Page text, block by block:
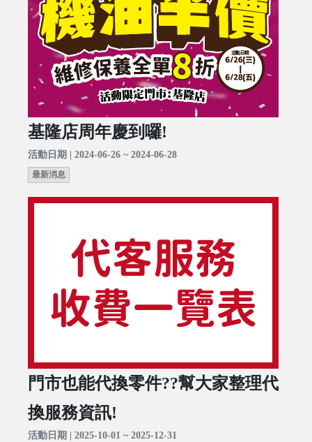
基隆店周年慶到囉!
活動日期 | 2024-06-26 ~ 2024-06-28
最新消息
門市也能代換零件??幫大家整理代
換服務資訊!
活動日期 | 2025-10-01 ~ 2025-12-31